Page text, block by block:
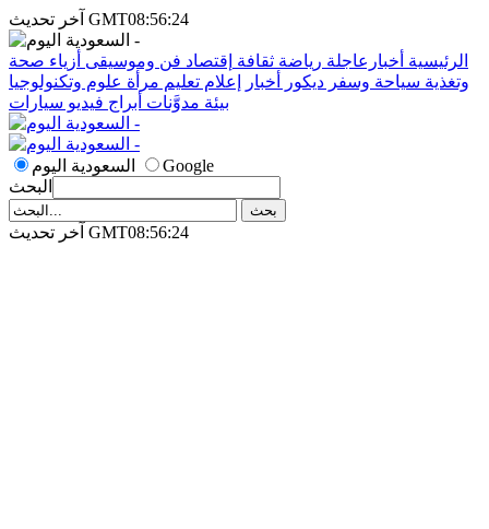
آخر تحديث GMT08:56:24
الرئيسية أخبارعاجلة رياضة ثقافة إقتصاد فن وموسيقى أزياء صحة
وتغذية سياحة وسفر ديكور أخبار إعلام تعليم مرأة علوم وتكنولوجيا
بيئة مدوَّنات أبراج فيديو سيارات
السعودية اليوم
Google
البحث
آخر تحديث GMT08:56:24